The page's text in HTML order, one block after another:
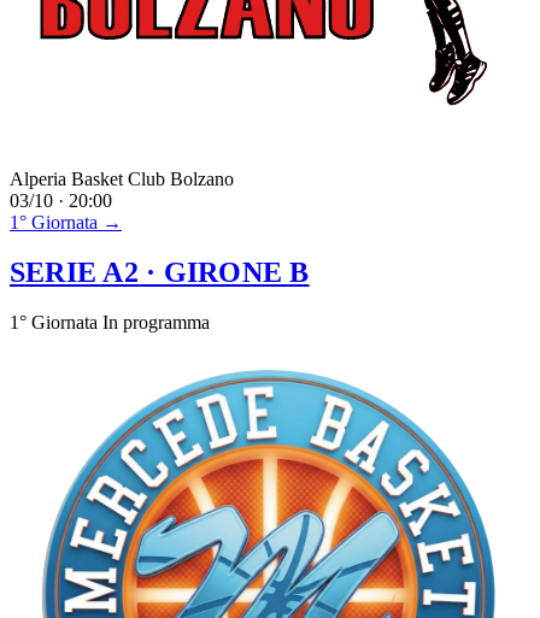
Alperia Basket Club Bolzano
03/10 · 20:00
1° Giornata →
SERIE A2 · GIRONE B
1° Giornata In programma